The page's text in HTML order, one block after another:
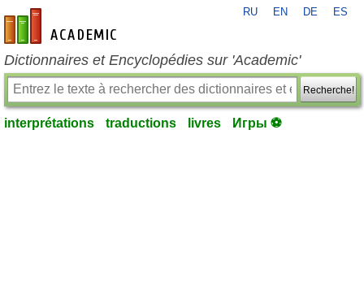
fr-academic.com
RU EN DE ES
Dictionnaires et Encyclopédies sur 'Academic'
Recherche!
interprétations traductions livres Игры ⚽